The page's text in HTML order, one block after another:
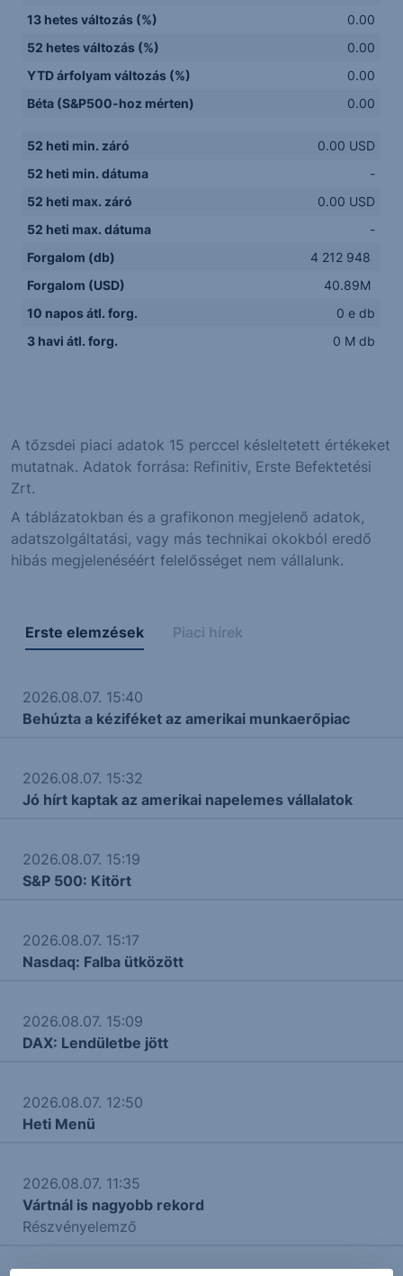
13 hetes változás (%)
0.00
52 hetes változás (%)
0.00
YTD árfolyam változás (%)
0.00
Béta (S&P500-hoz mérten)
0.00
52 heti min. záró
0.00 USD
52 heti min. dátuma
-
52 heti max. záró
0.00 USD
52 heti max. dátuma
-
Forgalom (db)
4 212 948
Forgalom (USD)
40.89M
10 napos átl. forg.
0 e db
3 havi átl. forg.
0 M db
A tőzsdei piaci adatok 15 perccel késleltetett értékeket
mutatnak. Adatok forrása: Refinitiv, Erste Befektetési
Zrt.
A táblázatokban és a grafikonon megjelenő adatok,
adatszolgáltatási, vagy más technikai okokból eredő
hibás megjelenéséért felelősséget nem vállalunk.
Erste elemzések Piaci hírek
2026.08.07. 15:40
Behúzta a kéziféket az amerikai munkaerőpiac
2026.08.07. 15:32
Jó hírt kaptak az amerikai napelemes vállalatok
2026.08.07. 15:19
S&P 500: Kitört
2026.08.07. 15:17
Nasdaq: Falba ütközött
2026.08.07. 15:09
DAX: Lendületbe jött
2026.08.07. 12:50
Heti Menü
2026.08.07. 11:35
Vártnál is nagyobb rekord
Részvényelemző